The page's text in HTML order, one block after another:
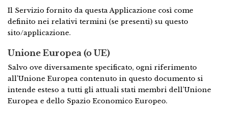
Il Servizio fornito da questa Applicazione così come
definito nei relativi termini (se presenti) su questo
sito/applicazione.
Unione Europea (o UE)
Salvo ove diversamente specificato, ogni riferimento
all’Unione Europea contenuto in questo documento si
intende esteso a tutti gli attuali stati membri dell’Unione
Europea e dello Spazio Economico Europeo.